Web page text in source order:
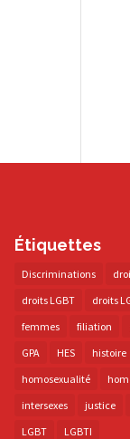
Étiquettes
Discriminations
droits LGBT
droits
femmes
filiation
GPA
HES histoire
homosexualité
intersexes
justice
LGBT
LGBTI